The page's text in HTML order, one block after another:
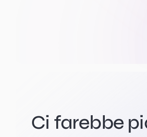
Ci farebbe